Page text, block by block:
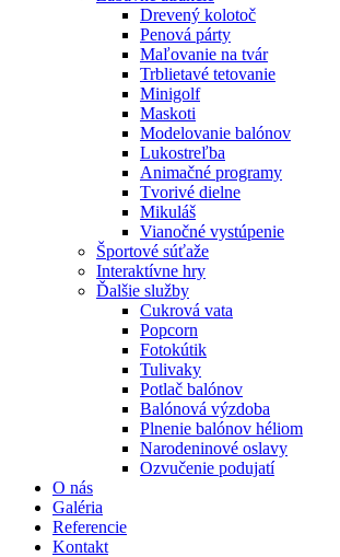
Drevený kolotoč
Penová párty
Maľovanie na tvár
Trblietavé tetovanie
Minigolf
Maskoti
Modelovanie balónov
Lukostreľba
Animačné programy
Tvorivé dielne
Mikuláš
Vianočné vystúpenie
Športové súťaže
Interaktívne hry
Ďalšie služby
Cukrová vata
Popcorn
Fotokútik
Tulivaky
Potlač balónov
Balónová výzdoba
Plnenie balónov héliom
Narodeninové oslavy
Ozvučenie podujatí
O nás
Galéria
Referencie
Kontakt